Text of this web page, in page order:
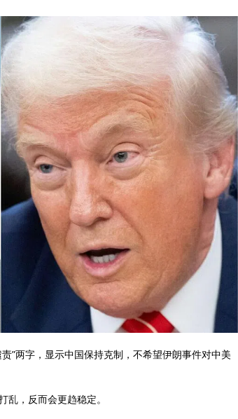
”两字，显示中国保持克制，不希望伊朗事件对中美
，反而会更趋稳定。